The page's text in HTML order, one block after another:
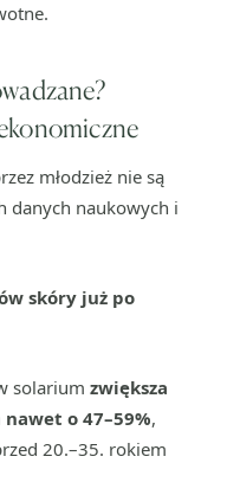
młodzież nie są
danych naukowych i
skóry już po
solarium zwiększa
o 47–59%,
20.–35. rokiem